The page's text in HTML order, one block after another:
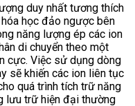
duy nhất tương thích
học đảo ngược bên
năng lượng ép các ion
di chuyển theo một
cực. Việc sử dụng dòng
sẽ khiến các ion liên tục
quá trình tích trữ năng
lưu trữ hiện đại thường